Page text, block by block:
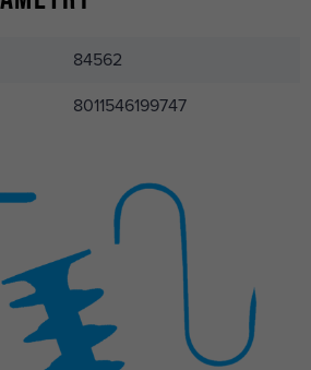
84562
8011546199747